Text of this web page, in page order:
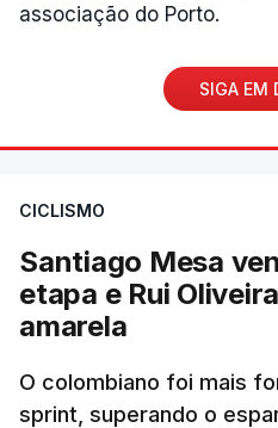
associação do Porto.
SIGA EM
CICLISMO
Santiago Mesa
etapa e Rui
amarela
O colombiano foi mais
sprint, superando o